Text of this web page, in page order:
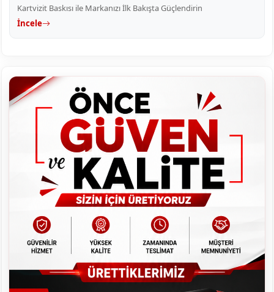
Kartvizit Baskısı ile Markanızı İlk Bakışta Güçlendirin
İncele